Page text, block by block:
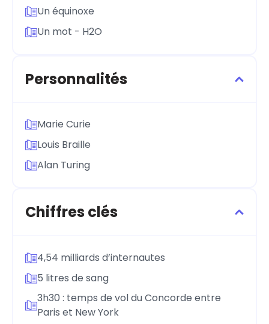
Un équinoxe
Un mot - H2O
Personnalités
Marie Curie
Louis Braille
Alan Turing
Chiffres clés
4,54 milliards d’internautes
5 litres de sang
3h30 : temps de vol du Concorde entre
Paris et New York